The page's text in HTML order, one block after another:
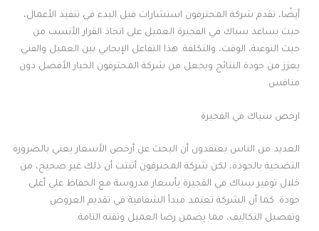
أيضًا، تقدم شركة المحترفون استشارات قبل البدء في تنفيذ الأعمال،
حيث يساعد سباك في الفجيرة العميل على اتخاذ القرار الأنسب من
حيث النوعية، الوقت، والتكلفة. هذا التفاعل الإيجابي بين العميل والفني
يعزز من جودة النتائج ويجعل من شركة المحترفون الخيار الأفضل دون
منافس.
ارخص سباك في الفجيرة
العديد من الناس يعتقدون أن البحث عن أرخص الأسعار يعني بالضرورة
التضحية بالجودة، لكن شركة المحترفون أثبتت أن ذلك غير صحيح، من
خلال توفير سباك في الفجيرة بأسعار مدروسة مع الحفاظ على أعلى
جودة. كما أن الشركة تعتمد مبدأ الشفافية في تقديم العروض
وتفصيل التكاليف، مما يضمن رضا العميل وثقته التامة.